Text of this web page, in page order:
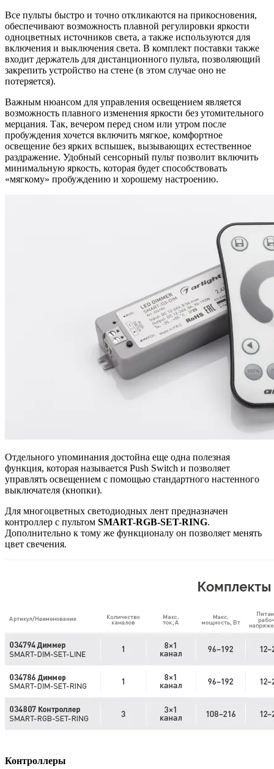
Все пульты быстро и точно откликаются на прикосновения,
обеспечивают возможность плавной регулировки яркости
одноцветных источников света, а также используются для
включения и выключения света. В комплект поставки также
входит держатель для дистанционного пульта, позволяющий
закрепить устройство на стене (в этом случае оно не
потеряется).
Важным нюансом для управления освещением является
возможность плавного изменения яркости без утомительного
мерцания. Так, вечером перед сном или утром после
пробуждения хочется включить мягкое, комфортное
освещение без ярких вспышек, вызывающих естественное
раздражение. Удобный сенсорный пульт позволит включить
минимальную яркость, которая будет способствовать
«мягкому» пробуждению и хорошему настроению.
Отдельного упоминания достойна еще одна полезная
функция, которая называется Push Switch и позволяет
управлять освещением с помощью стандартного настенного
выключателя (кнопки).
Для многоцветных светодиодных лент предназначен
контроллер с пультом SMART-RGB-SET-RING.
Дополнительно к тому же функционалу он позволяет менять
цвет свечения.
Контроллеры